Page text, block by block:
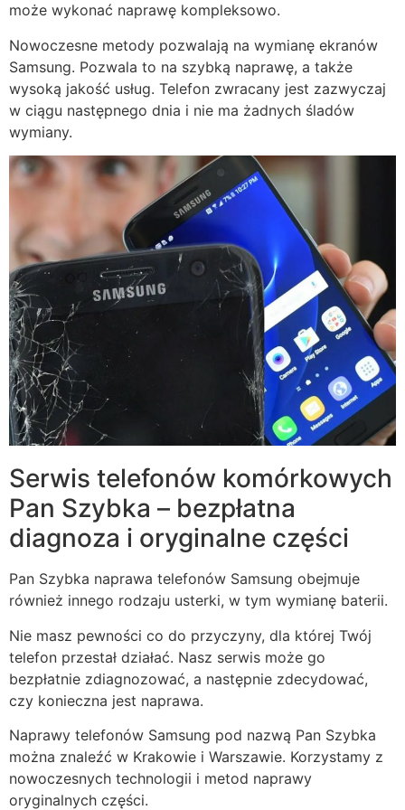
może wykonać naprawę kompleksowo.
Nowoczesne metody pozwalają na wymianę ekranów
Samsung. Pozwala to na szybką naprawę, a także
wysoką jakość usług. Telefon zwracany jest zazwyczaj
w ciągu następnego dnia i nie ma żadnych śladów
wymiany.
Serwis telefonów komórkowych
Pan Szybka – bezpłatna
diagnoza i oryginalne części
Pan Szybka naprawa telefonów Samsung obejmuje
również innego rodzaju usterki, w tym wymianę baterii.
Nie masz pewności co do przyczyny, dla której Twój
telefon przestał działać. Nasz serwis może go
bezpłatnie zdiagnozować, a następnie zdecydować,
czy konieczna jest naprawa.
Naprawy telefonów Samsung pod nazwą Pan Szybka
można znaleźć w Krakowie i Warszawie. Korzystamy z
nowoczesnych technologii i metod naprawy
oryginalnych części.